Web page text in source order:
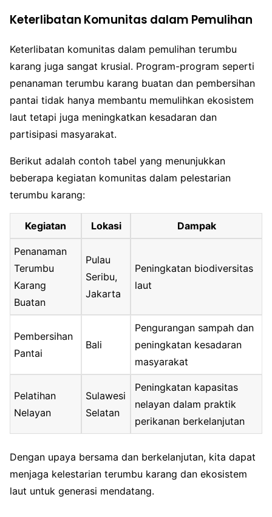
Keterlibatan Komunitas dalam Pemulihan
Keterlibatan komunitas dalam pemulihan terumbu
karang juga sangat krusial. Program-program seperti
penanaman terumbu karang buatan dan pembersihan
pantai tidak hanya membantu memulihkan ekosistem
laut tetapi juga meningkatkan kesadaran dan
partisipasi masyarakat.
Berikut adalah contoh tabel yang menunjukkan
beberapa kegiatan komunitas dalam pelestarian
terumbu karang:
Kegiatan Lokasi Dampak
Penanaman
Terumbu
Karang
Buatan
Pulau
Seribu,
Jakarta
Peningkatan biodiversitas
laut
Pembersihan
Pantai
Bali
Pengurangan sampah dan
peningkatan kesadaran
masyarakat
Pelatihan
Nelayan
Sulawesi
Selatan
Peningkatan kapasitas
nelayan dalam praktik
perikanan berkelanjutan
Dengan upaya bersama dan berkelanjutan, kita dapat
menjaga kelestarian terumbu karang dan ekosistem
laut untuk generasi mendatang.